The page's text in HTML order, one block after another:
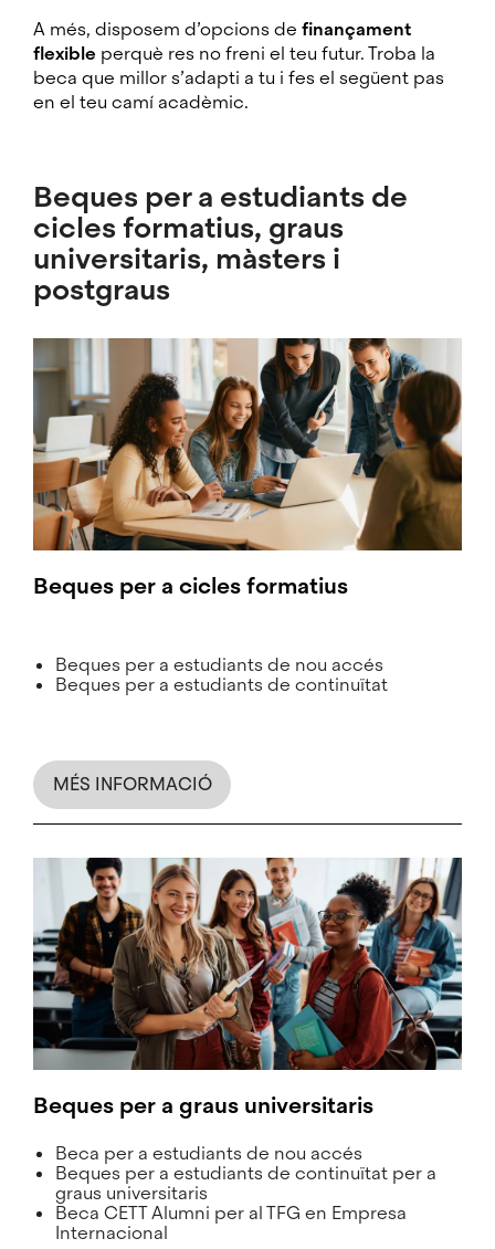
A més, disposem d’opcions de finançament
flexible perquè res no freni el teu futur. Troba la
beca que millor s’adapti a tu i fes el següent pas
en el teu camí acadèmic.
Beques per a estudiants de
cicles formatius, graus
universitaris, màsters i
postgraus
Beques per a cicles formatius
Beques per a estudiants de nou accés
Beques per a estudiants de continuïtat
MÉS INFORMACIÓ
Beques per a graus universitaris
Beca per a estudiants de nou accés
Beques per a estudiants de continuïtat per a
graus universitaris
Beca CETT Alumni per al TFG en Empresa
Internacional